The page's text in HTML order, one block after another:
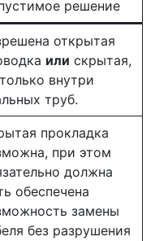
решение
открытая
или скрытая,
внутри
труб.
прокладка
при этом
должна
обеспечена
замены
без разрушения